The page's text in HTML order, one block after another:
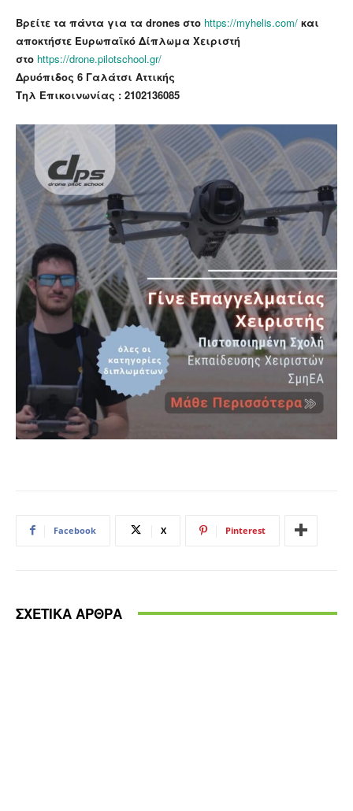
Βρείτε τα πάντα για τα drones στο https://myhelis.com/ και
αποκτήστε Ευρωπαϊκό Δίπλωμα Χειριστή
στο https://drone.pilotschool.gr/
Δρυόπιδος 6 Γαλάτσι Αττικής
Τηλ Επικοινωνίας : 2102136085
Facebook X Pinterest
ΣΧΕΤΙΚΑ ΑΡΘΡΑ